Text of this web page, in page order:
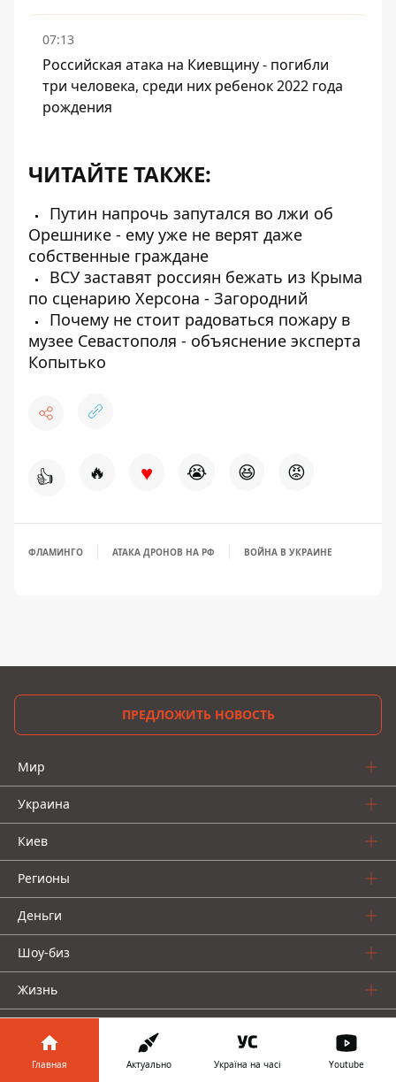
07:13
Российская атака на Киевщину - погибли
три человека, среди них ребенок 2022 года
рождения
ЧИТАЙТЕ ТАКЖЕ:
Путин напрочь запутался во лжи об
Орешнике - ему уже не верят даже
собственные граждане
ВСУ заставят россиян бежать из Крыма
по сценарию Херсона - Загородний
Почему не стоит радоваться пожару в
музее Севастополя - объяснение эксперта
Копытько
👍 🔥 ♥ 😭 😆 😡
ФЛАМИНГО АТАКА ДРОНОВ НА РФ ВОЙНА В УКРАИНЕ
ПРЕДЛОЖИТЬ НОВОСТЬ
Мир
Украина
Киев
Регионы
Деньги
Шоу-биз
Жизнь
Главная Актуально Україна на часі Youtube